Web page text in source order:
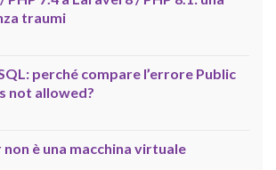
traumi
perché compare l’errore Public
not allowed?
è una macchina virtuale